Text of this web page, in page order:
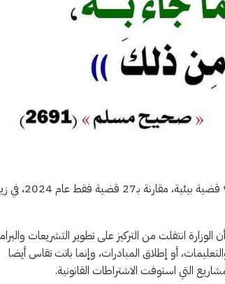
الرمثا نت – سجل العام الماضي “قفزة لافتة” بعدد القضايا المحالة للنائب العام
لعامي 2024 و2025 الصادر أول من أمس، أن الوزارة انتقلت من التركيز على تطوير التشريعات
أو إطلاق المبادرات، وإنما باتت تقاس أيضا
التي استوفت الاشتراطات القانونية.